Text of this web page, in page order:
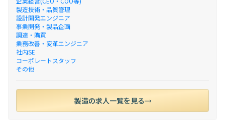
製造技術・品質管理
設計開発エンジニア
事業開発・製品企画
調達・購買
業務改善・変革エンジニア
社内SE
コーポレートスタッフ
その他
製造の求人一覧を見る